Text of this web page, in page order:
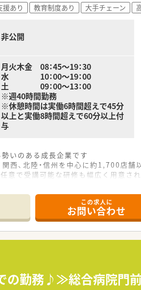
ープの一員で、安定基盤が魅力です。
域薬局」の実現を追求しています。
占め、地域医療に深く貢献していま
あり 教育制度あり 大手チェーン
非公開
月火木金 08：45～19：30
水 10：00～19：00
土 09：00～13：00
※週40時間勤務
※休憩時間は実働6時間超えで45分
以上と実働8時間超えで60分以上付
与
いのある成長企業です
西、北陸・信州を中心に約1,700店舗
意で受講可能な研修も幅広く用意さ
ちらかの働き方を選択できます
」「敷地内薬局」「訪問調剤特化型店
舗」を50店舗以上、無菌調剤室は業界
大規模法人部門）認定」等を取得し
度等があるのも特徴です
この求人に
お問い合わせ
の勤務♪≫総合病院門